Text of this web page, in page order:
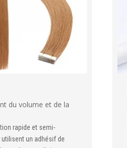
du volume et de la
rapide et semi-
un adhésif de